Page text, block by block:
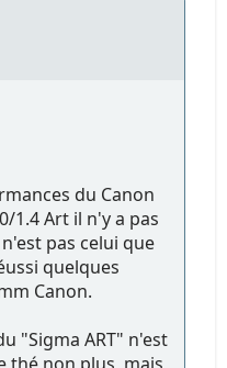
du Canon
1.4 Art il n'y a pas
pas celui que
quelques
Canon.
"Sigma ART" n'est